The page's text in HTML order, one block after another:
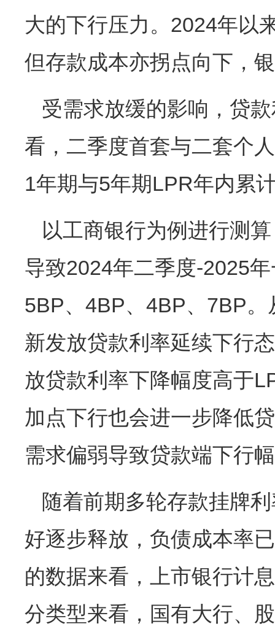
大的下行压力。2024年以
但存款成本亦拐点向下，
受需求放缓的影响，贷
看，二季度首套与二套个
1年期与5年期LPR年内累
以工商银行为例进行测
导致2024年二季度-2025
5BP、4BP、4BP、7BP
新发放贷款利率延续下行
放贷款利率下降幅度高于
加点下行也会进一步降低
需求偏弱导致贷款端下行
随着前期多轮存款挂牌
好逐步释放，负债成本率
的数据来看，上市银行计
分类型来看，国有大行、